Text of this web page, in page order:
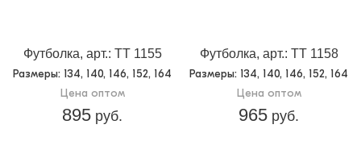
Футболка, арт.: TT 1155
Размеры: 134, 140, 146, 152, 164
Цена оптом
895 руб.
Футболка, арт.: TT 1158
Размеры: 134, 140, 146, 152, 164
Цена оптом
965 руб.